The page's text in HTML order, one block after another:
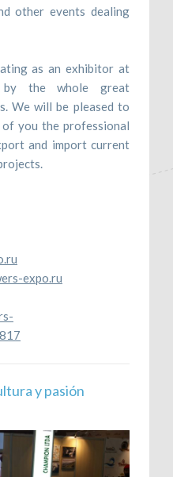
other events dealing
as an exhibitor at
by the whole great
We will be pleased to
you the professional
and import current
expo.ru
y pasión